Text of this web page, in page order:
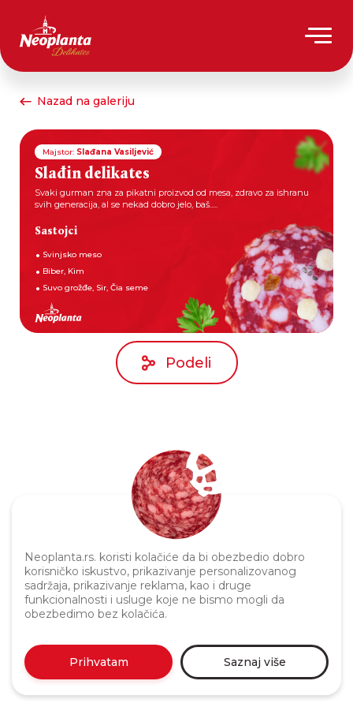
Neoplanta.rs. koristi kolačiće da bi obezbedio dobro
korisničko iskustvo, prikazivanje personalizovanog
sadržaja, prikazivanje reklama, kao i druge
funkcionalnosti i usluge koje ne bismo mogli da
obezbedimo bez kolačića.
Prihvatam Saznaj više
Nazad na galeriju
Majstor: Slađana Vasiljević
Slađin delikates
Svaki gurman zna za pikatni proizvod od mesa, zdravo za ishranu
svih generacija, al se nekad dobro jelo, baš.....
Sastojci
Svinjsko meso
Biber, Kim
Suvo grožđe, Sir, Čia seme
Podeli